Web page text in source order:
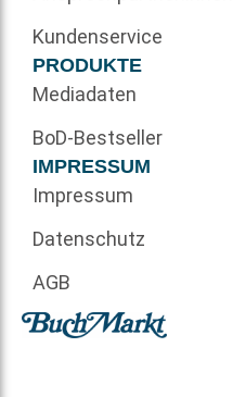
Kundenservice
PRODUKTE
Mediadaten
BoD-Bestseller
IMPRESSUM
Impressum
Datenschutz
AGB